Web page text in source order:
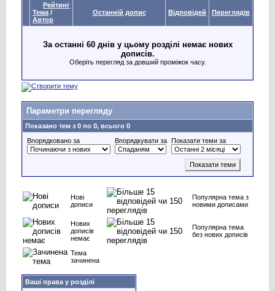
Рейтинг
Тема /
Автор
Останній допис Відповідей Переглядів
За останні 60 днів у цьому розділі немає нових
дописів.
Оберіть перегляд за довший проміжок часу.
Параметри перегляду
Показано тем з 0 по 0, всього 0
Впорядковано за
Впорядкувати за Показати теми за
Нові
дописи
Популярна тема з
новими дописами
Нових
дописів
немає
Популярна тема
без нових дописів
Тема
зачинена
Ваші права у розділі